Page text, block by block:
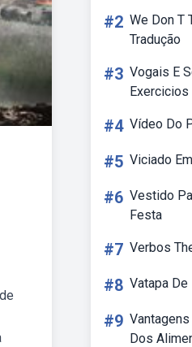
#2 We Don T
Tradução
#3 Vogais E
Exercicios
#4 Vídeo Do
#5 Viciado
#6 Vestido
Festa
#7 Verbos
#8 Vatapa De
#9
Dos